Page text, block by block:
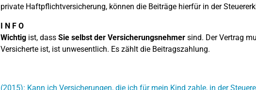
private Haftpflichtversicherung, können die Beiträge hierfür in der
I N F O
Wichtigist, dass Sie selbst der Versicherungsnehmersind. Der Vertrag
Versicherte ist, ist unwesentlich. Es zählt die Beitragszahlung.
(2015): Kann ich Versicherungen, die ich für mein Kind zahle, in der